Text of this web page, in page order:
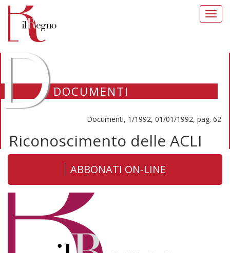
DOCUMENTI
Documenti, 1/1992, 01/01/1992, pag. 62
Riconoscimento delle ACLI
ABBONATI ON-LINE